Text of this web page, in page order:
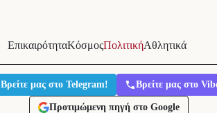
ΕπικαιρότηταΚόσμοςΠολιτικήΑθλητικά
Βρείτε μας στο Telegram! Βρείτε μας στο
Προτιμώμενη πηγή στο Google